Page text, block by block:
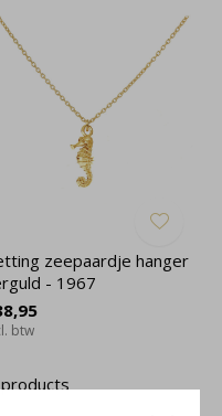
zeepaardje hanger
- 1967
btw